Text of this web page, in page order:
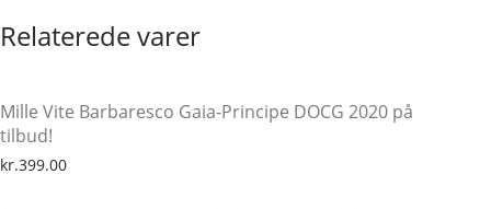
Relaterede varer
Mille Vite Barbaresco Gaia-Principe DOCG 2020 på
tilbud!
kr.399.00